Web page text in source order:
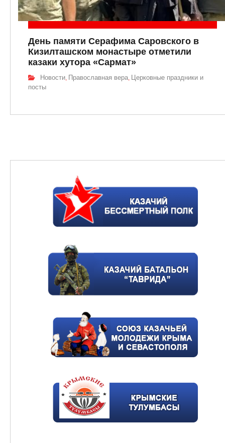
День памяти Серафима Саровского в
Кизилташском монастыре отметили
казаки хутора «Сармат»
Новости Православная вера Церковные праздники и
посты